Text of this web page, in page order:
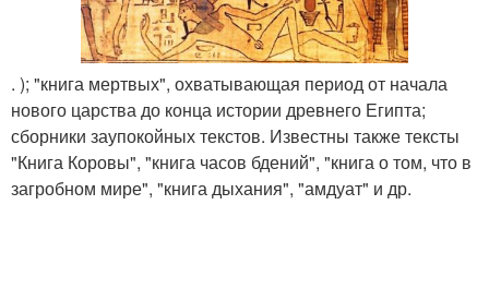
. ); "книга мертвых", охватывающая период от начала
нового царства до конца истории древнего Египта;
сборники заупокойных текстов. Известны также тексты
"Книга Коровы", "книга часов бдений", "книга о том, что в
загробном мире", "книга дыхания", "амдуат" и др.